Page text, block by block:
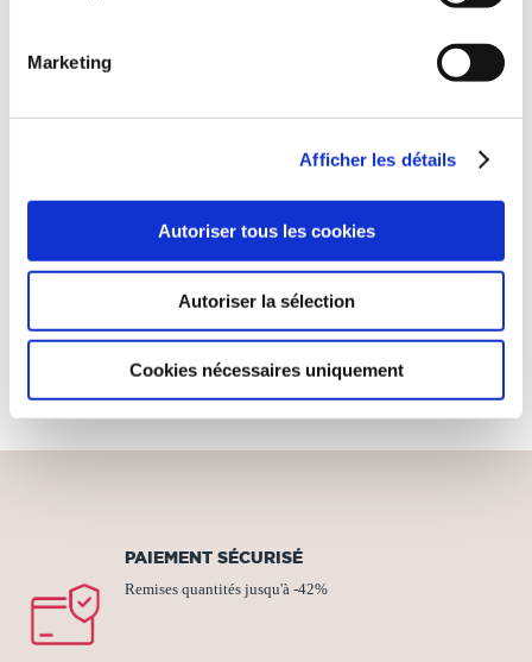
Marketing
Afficher les détails
Autoriser tous les cookies
Autoriser la sélection
Cookies nécessaires uniquement
D'ENTRAINEMENT
17€00
PAIEMENT SÉCURISÉ
Remises quantités jusqu'à -42%